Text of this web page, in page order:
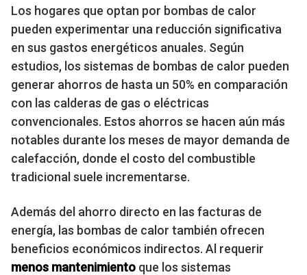
Los hogares que optan por bombas de calor
pueden experimentar una reducción significativa
en sus gastos energéticos anuales. Según
estudios, los sistemas de bombas de calor pueden
generar ahorros de hasta un 50% en comparación
con las calderas de gas o eléctricas
convencionales. Estos ahorros se hacen aún más
notables durante los meses de mayor demanda de
calefacción, donde el costo del combustible
tradicional suele incrementarse.
Además del ahorro directo en las facturas de
energía, las bombas de calor también ofrecen
beneficios económicos indirectos. Al requerir
menos mantenimiento que los sistemas